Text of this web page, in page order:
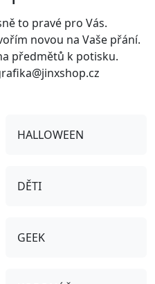
to pravé pro Vás.
novou na Vaše přání.
předmětů k potisku.
HALLOWEEN
DĚTI
GEEK